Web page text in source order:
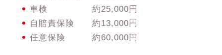
車検 約25,000円
自賠責保険 約13,000円
任意保険 約60,000円